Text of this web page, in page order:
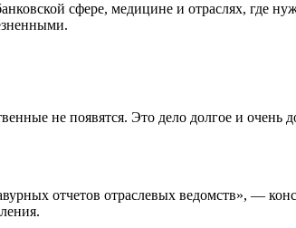
сфере, медицине и отраслях, где
не появятся. Это дело долгое и очень
отчетов отраслевых ведомств», —